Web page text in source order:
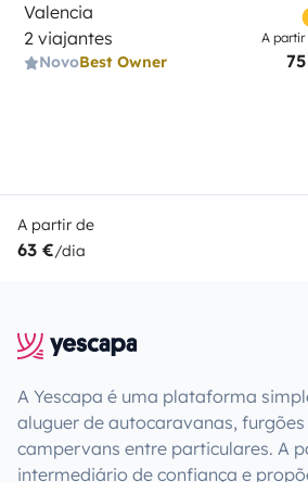
Valencia
2 viajantes
NovoBest Owner
A partir
A partir de
63 €/dia
A Yescapa é uma plataforma
aluguer de autocaravanas,
campervans entre particulares. A
intermediário de confiança e